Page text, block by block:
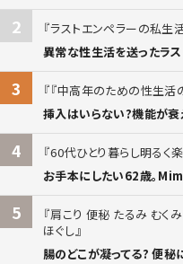
2
ラストエンペラーの私生
異常な性生活を送ったラ
3
『中高年のための性生活
挿入はいらない?機能が衰
4
60代ひとり暮らし明るく
お手本にしたい62歳。
5
肩こり 便秘 たるみ むく
ほぐし
腸のどこが凝ってる? 便秘